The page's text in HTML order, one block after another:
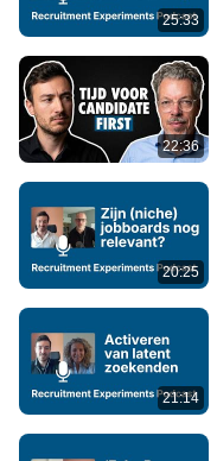
25:33
22:36
20:25
21:14